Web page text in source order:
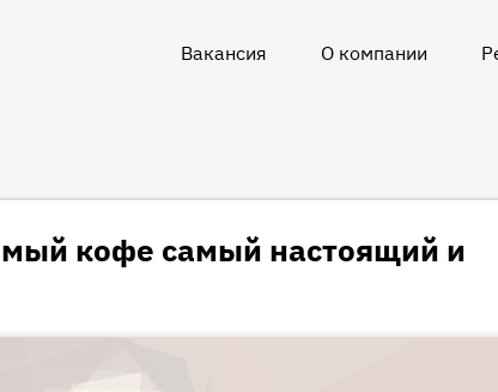
Вакансия О компании
кофе самый настоящий и